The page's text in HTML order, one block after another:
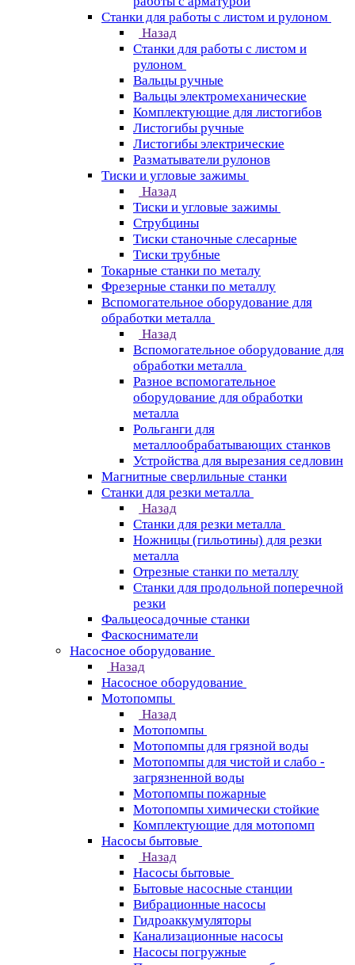
Станки для работы с листом и рулоном
Назад
Станки для работы с листом и
рулоном
Вальцы ручные
Вальцы электромеханические
Комплектующие для листогибов
Листогибы ручные
Листогибы электрические
Разматыватели рулонов
Тиски и угловые зажимы
Назад
Тиски и угловые зажимы
Струбцины
Тиски станочные слесарные
Тиски трубные
Токарные станки по металу
Фрезерные станки по металлу
Вспомогательное оборудование для
обработки металла
Назад
Вспомогательное оборудование для
обработки металла
Разное вспомогательное
оборудование для обработки
металла
Рольганги для
металлообрабатывающих станков
Устройства для вырезания седловин
Магнитные сверлильные станки
Станки для резки металла
Назад
Станки для резки металла
Ножницы (гильотины) для резки
металла
Отрезные станки по металлу
Станки для продольной поперечной
резки
Фальцеосадочные станки
Фаскосниматели
Насосное оборудование
Назад
Насосное оборудование
Мотопомпы
Назад
Мотопомпы
Мотопомпы для грязной воды
Мотопомпы для чистой и слабо -
загрязненной воды
Мотопомпы пожарные
Мотопомпы химически стойкие
Комплектующие для мотопомп
Насосы бытовые
Назад
Насосы бытовые
Бытовые насосные станции
Вибрационные насосы
Гидроаккумуляторы
Канализационные насосы
Насосы погружные